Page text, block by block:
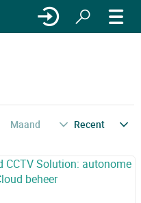
Maand Recent